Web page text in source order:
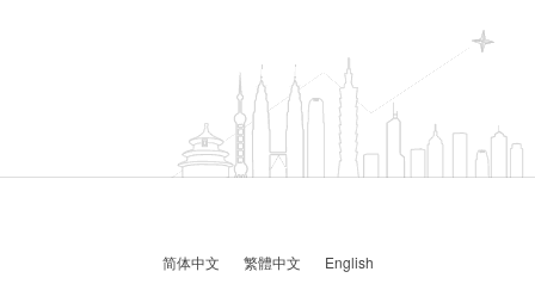
简体中文 繁體中文
English